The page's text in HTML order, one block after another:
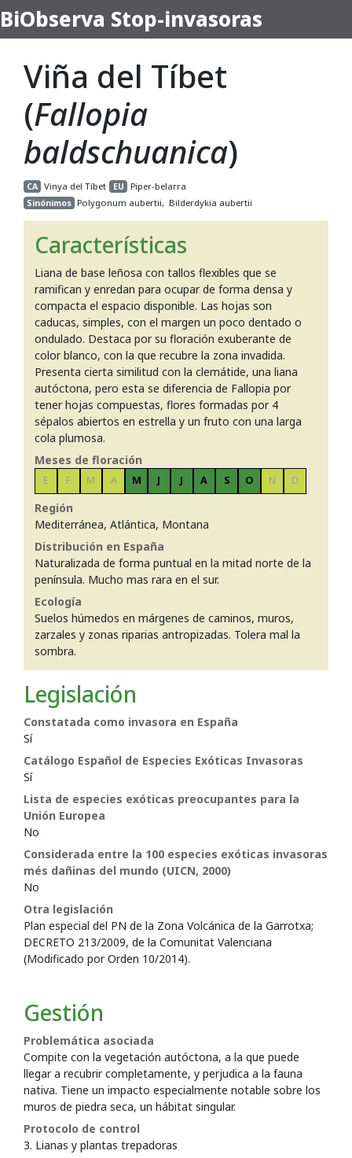
BiObserva Stop-invasoras
Viña del Tíbet
(Fallopia
baldschuanica)
CA Vinya del Tíbet EU Piper-belarra
Sinónimos Polygonum aubertii, Bilderdykia aubertii
Características
Liana de base leñosa con tallos flexibles que se
ramifican y enredan para ocupar de forma densa y
compacta el espacio disponible. Las hojas son
caducas, simples, con el margen un poco dentado o
ondulado. Destaca por su floración exuberante de
color blanco, con la que recubre la zona invadida.
Presenta cierta similitud con la clemátide, una liana
autóctona, pero esta se diferencia de Fallopia por
tener hojas compuestas, flores formadas por 4
sépalos abiertos en estrella y un fruto con una larga
cola plumosa.
Meses de floración
E F M A M J J A S O N D
Región
Mediterránea, Atlántica, Montana
Distribución en España
Naturalizada de forma puntual en la mitad norte de la
península. Mucho mas rara en el sur.
Ecología
Suelos húmedos en márgenes de caminos, muros,
zarzales y zonas riparias antropizadas. Tolera mal la
sombra.
Legislación
Constatada como invasora en España
Sí
Catálogo Español de Especies Exóticas Invasoras
Sí
Lista de especies exóticas preocupantes para la
Unión Europea
No
Considerada entre la 100 especies exóticas invasoras
més dañinas del mundo (UICN, 2000)
No
Otra legislación
Plan especial del PN de la Zona Volcánica de la Garrotxa;
DECRETO 213/2009, de la Comunitat Valenciana
(Modificado por Orden 10/2014).
Gestión
Problemática asociada
Compite con la vegetación autóctona, a la que puede
llegar a recubrir completamente, y perjudica a la fauna
nativa. Tiene un impacto especialmente notable sobre los
muros de piedra seca, un hábitat singular.
Protocolo de control
3. Lianas y plantas trepadoras